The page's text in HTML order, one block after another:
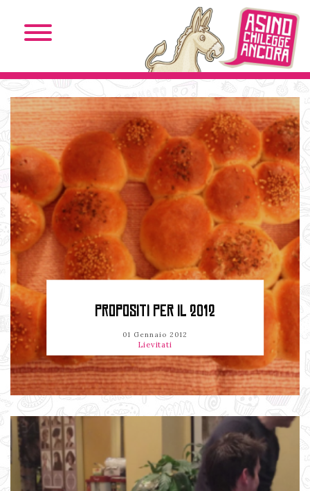
PROPOSITI PER IL 2012
01 Gennaio 2012
Lievitati